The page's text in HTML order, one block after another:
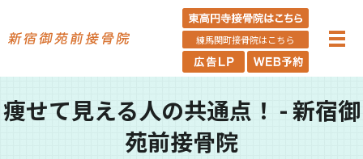
練馬関町接骨院はこちら
痩せて見える人の共通点！ - 新宿御
苑前接骨院